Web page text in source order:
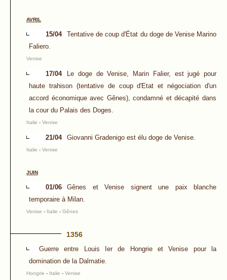
AVRIL
15/04
Tentative de coup d'État du doge de Venise Marino
Faliero.
Venise
17/04
Le doge de Venise, Marin Falier, est jugé pour
haute trahison (tentative de coup d'Etat et négociation d'un
accord économique avec Gênes), condamné et décapité dans
la cour du Palais des Doges.
Italie - Venise
21/04 Giovanni Gradenigo est élu doge de Venise.
Italie - Venise
JUIN
01/06
Gênes et Venise signent une paix blanche
temporaire à Milan.
Venise - Italie - Gênes
1356
Guerre entre Louis Ier de Hongrie et Venise pour la
domination de la Dalmatie.
Hongrie - Italie - Venise